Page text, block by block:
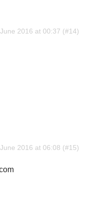
2016 at 00:37
2016 at 06:08